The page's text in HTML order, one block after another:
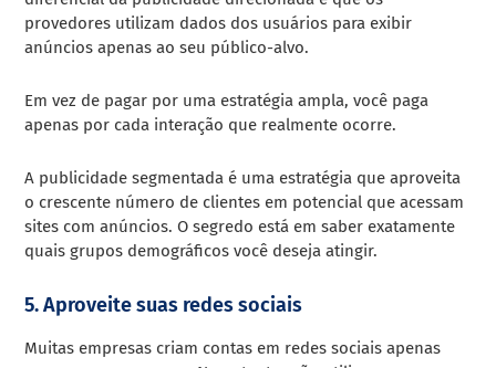
provedores utilizam dados dos usuários para exibir
anúncios apenas ao seu público-alvo.
Em vez de pagar por uma estratégia ampla, você paga
apenas por cada interação que realmente ocorre.
A publicidade segmentada é uma estratégia que aproveita
o crescente número de clientes em potencial que acessam
sites com anúncios. O segredo está em saber exatamente
quais grupos demográficos você deseja atingir.
5. Aproveite suas redes sociais
Muitas empresas criam contas em redes sociais apenas